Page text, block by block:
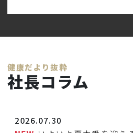
健康だより抜粋
社長コラム
2026.07.30